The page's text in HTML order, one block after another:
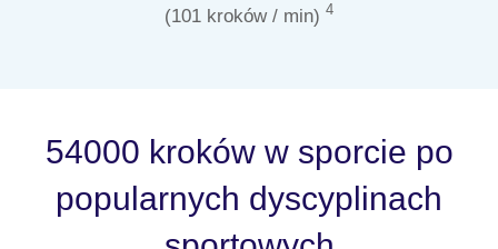
(101 kroków / min) 4
54000 kroków w sporcie po
popularnych dyscyplinach